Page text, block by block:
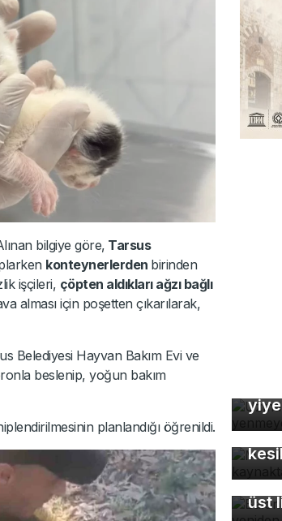
bilgiye göre, Tarsus
konteynerlerden birinden
işçileri, çöpten aldıkları ağzı bağlı
alması için poşetten çıkarılarak,
Belediyesi Hayvan Bakım Evi ve
beslenip, yoğun bakım
planlandığı öğrenildi.
üst